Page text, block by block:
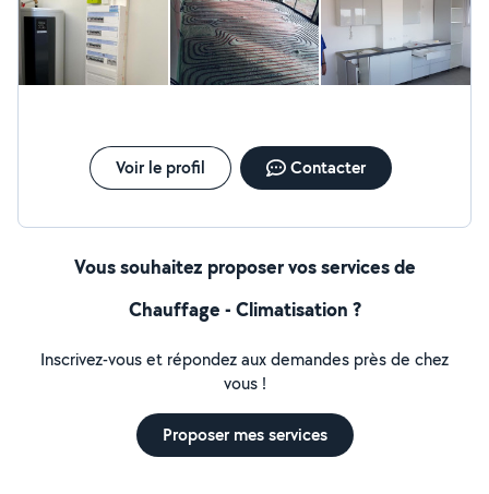
Voir le profil Contacter
Vous souhaitez proposer vos services de
Chauffage - Climatisation ?
Inscrivez-vous et répondez aux demandes près de chez
vous !
Proposer mes services